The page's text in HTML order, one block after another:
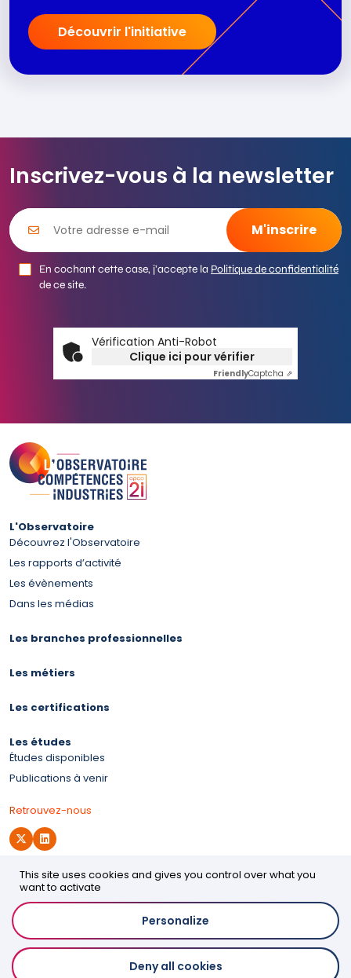
Découvrir l'initiative
Inscrivez-vous à la newsletter
En cochant cette case, j’accepte la Politique de confidentialité
de ce site.
Vérification Anti-Robot
Clique ici pour vérifier
FriendlyCaptcha ⇗
L'Observatoire
Découvrez l'Observatoire
Les rapports d’activité
Les évènements
Dans les médias
Les branches professionnelles
Les métiers
Les certifications
Les études
Études disponibles
Publications à venir
Retrouvez-nous
Site d'OPCO 2i
This site uses cookies and gives you control over what you
want to activate
Personalize
Deny all cookies